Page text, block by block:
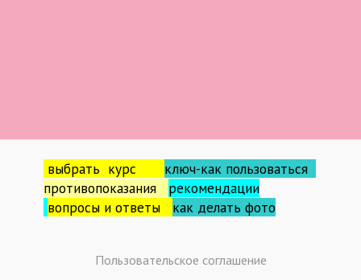
выбрать курс ключ-как пользоваться
противопоказания рекомендации
вопросы и ответы как делать фото
Пользовательское соглашение